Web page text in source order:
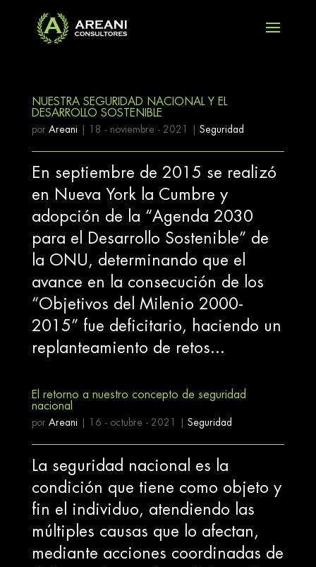
NUESTRA SEGURIDAD NACIONAL Y EL
DESARROLLO SOSTENIBLE
por Areani 18 - noviembre - 2021 Seguridad
En septiembre de 2015 se realizó
en Nueva York la Cumbre y
adopción de la “Agenda 2030
para el Desarrollo Sostenible” de
la ONU, determinando que el
avance en la consecución de los
“Objetivos del Milenio 2000-
2015” fue deficitario, haciendo un
replanteamiento de retos...
El retorno a nuestro concepto de seguridad
nacional
por Areani 16 - octubre - 2021 Seguridad
La seguridad nacional es la
condición que tiene como objeto y
fin el individuo, atendiendo las
múltiples causas que lo afectan,
mediante acciones coordinadas de